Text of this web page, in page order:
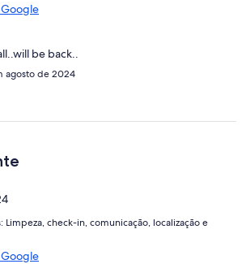
be back..
agosto de 2024
Limpeza, check-in, comunicação, localização e